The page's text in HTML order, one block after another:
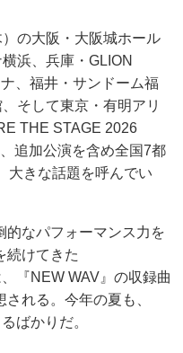
の大阪・大阪城ホール
浜、兵庫・GLION
、福井・サンドーム福
そして東京・有明アリ
THE STAGE 2026
追加公演を含め全国7都
大きな話題を呼んでい
的なパフォーマンス力を
続けてきた
『NEW WAV』の収録曲
れる。今年の夏も、
ばかりだ。